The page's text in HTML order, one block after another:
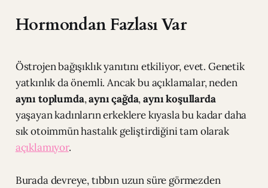
Hormondan Fazlası Var
Östrojen bağışıklık yanıtını etkiliyor, evet. Genetik
yatkınlık da önemli. Ancak bu açıklamalar, neden
aynı toplumda,aynı çağda,aynı koşullarda
yaşayan kadınların erkeklere kıyasla bu kadar daha
sık otoimmün hastalık geliştirdiğini tam olarak
açıklamıyor.
Burada devreye, tıbbın uzun süre görmezden